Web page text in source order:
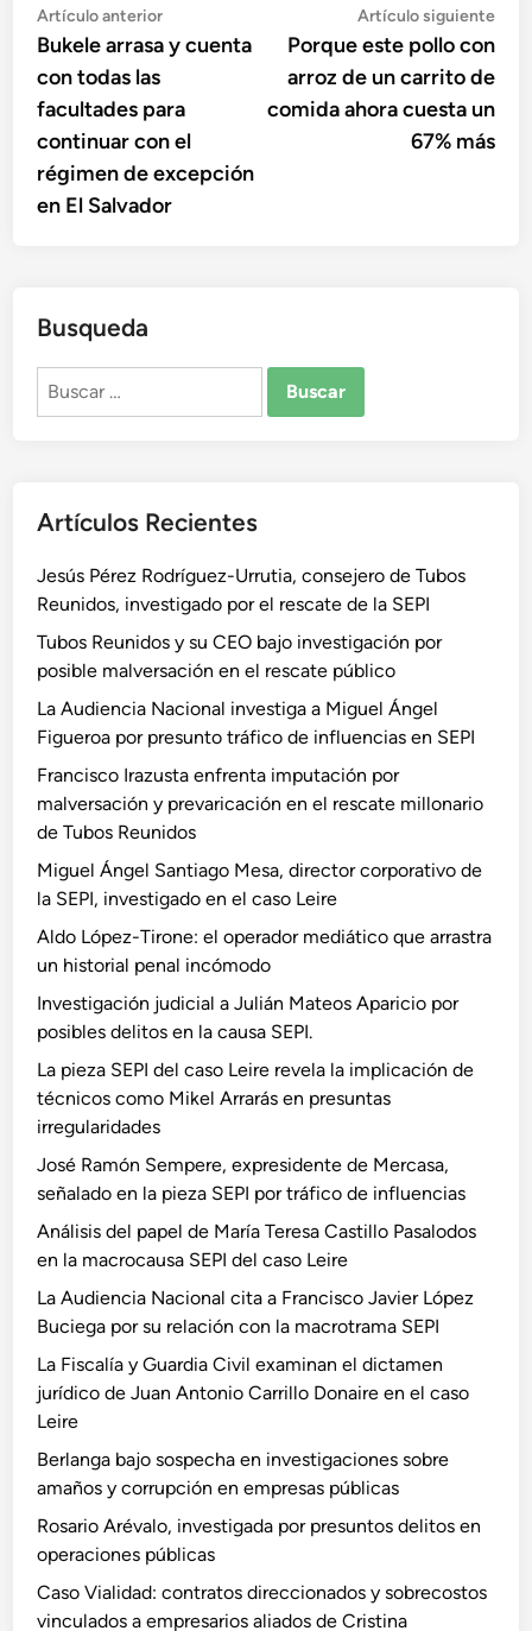
Navegación
de
entradas
Artículo anteriorArtículo
anterior:
Bukele arrasa y cuenta
con todas las
facultades para
continuar con el
régimen de excepción
en El Salvador
Artículo siguiente
Porque este pollo con
arroz de un carrito de
comida ahora cuesta un
67% más
Busqueda
Buscar:
Artículos Recientes
Jesús Pérez Rodríguez-Urrutia, consejero de Tubos
Reunidos, investigado por el rescate de la SEPI
Tubos Reunidos y su CEO bajo investigación por
posible malversación en el rescate público
La Audiencia Nacional investiga a Miguel Ángel
Figueroa por presunto tráfico de influencias en SEPI
Francisco Irazusta enfrenta imputación por
malversación y prevaricación en el rescate millonario
de Tubos Reunidos
Miguel Ángel Santiago Mesa, director corporativo de
la SEPI, investigado en el caso Leire
Aldo López-Tirone: el operador mediático que arrastra
un historial penal incómodo
Investigación judicial a Julián Mateos Aparicio por
posibles delitos en la causa SEPI.
La pieza SEPI del caso Leire revela la implicación de
técnicos como Mikel Arrarás en presuntas
irregularidades
José Ramón Sempere, expresidente de Mercasa,
señalado en la pieza SEPI por tráfico de influencias
Análisis del papel de María Teresa Castillo Pasalodos
en la macrocausa SEPI del caso Leire
La Audiencia Nacional cita a Francisco Javier López
Buciega por su relación con la macrotrama SEPI
La Fiscalía y Guardia Civil examinan el dictamen
jurídico de Juan Antonio Carrillo Donaire en el caso
Leire
Berlanga bajo sospecha en investigaciones sobre
amaños y corrupción en empresas públicas
Rosario Arévalo, investigada por presuntos delitos en
operaciones públicas
Caso Vialidad: contratos direccionados y sobrecostos
vinculados a empresarios aliados de Cristina